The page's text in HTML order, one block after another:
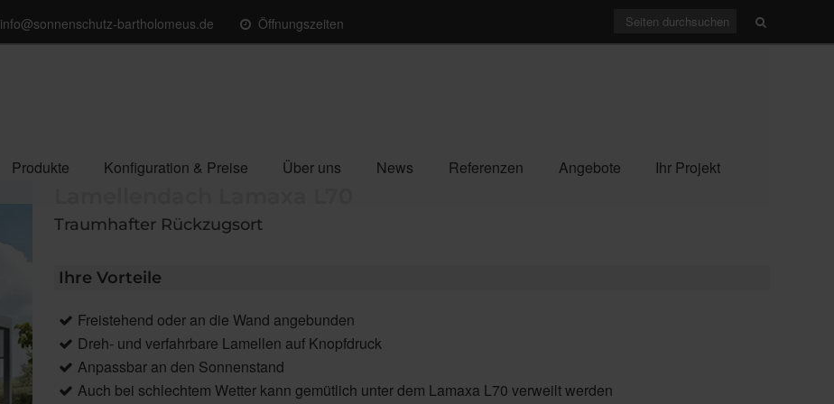
info@sonnenschutz-bartholomeus.de Öffnungszeiten
Produkte Konfiguration & Preise Über uns News Referenzen Angebote Ihr Projekt
Traumhafter Rückzugsort
Ihre Vorteile
Freistehend oder an die Wand angebunden
Dreh- und verfahrbare Lamellen auf Knopfdruck
Anpassbar an den Sonnenstand
Auch bei schlechtem Wetter kann gemütlich unter dem Lamaxa L70 verweilt werden